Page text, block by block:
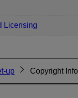
Licensing
up Copyright